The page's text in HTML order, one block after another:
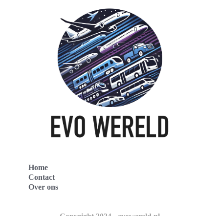
Home
Contact
Over ons